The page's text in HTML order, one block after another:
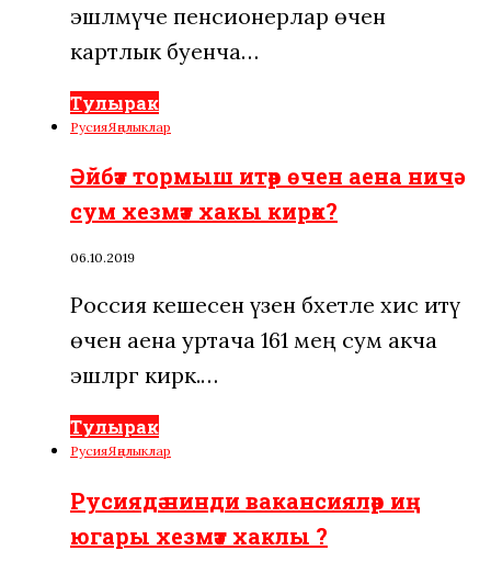
эшләмәүче пенсионерлар өчен
картлык буенча…
Тулырак
РусияЯңалыклар
Әйбәт тормыш итәр өчен аена ничә
сум хезмәт хакы кирәк?
06.10.2019
Россия кешесенә үзен бәхетле хис итү
өчен аена уртача 161 мең сум акча
эшләргә кирәк.…
Тулырак
РусияЯңалыклар
Русиядә нинди вакансияләр иң
югары хезмәт хаклы ?